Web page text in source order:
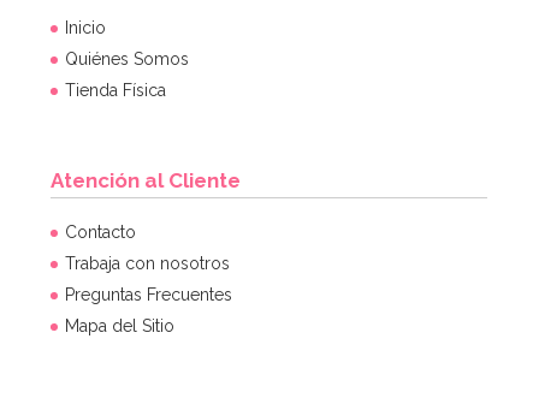
Inicio
Quiénes Somos
Tienda Física
Atención al Cliente
Contacto
Trabaja con nosotros
Preguntas Frecuentes
Mapa del Sitio